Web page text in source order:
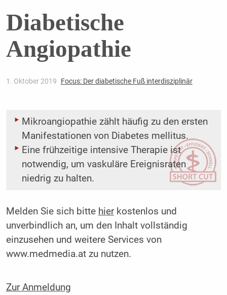
Diabetische
Angiopathie
1. Oktober 2019 Focus: Der diabetische Fuß interdisziplinär
Mikroangiopathie zählt häufig zu den ersten
Manifestationen von Diabetes mellitus.
Eine frühzeitige intensive Therapie ist
notwendig, um vaskuläre Ereignisraten
niedrig zu halten.
Melden Sie sich bitte hierkostenlos und
unverbindlich an, um den Inhalt vollständig
einzusehen und weitere Services von
www.medmedia.at zu nutzen.
Zur Anmeldung